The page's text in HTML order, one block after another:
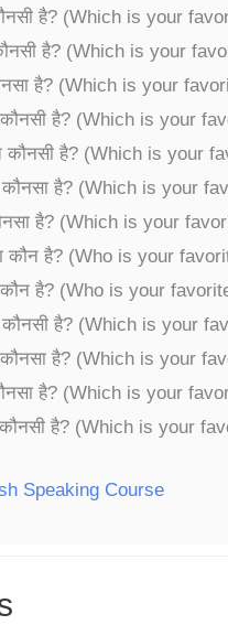
है? (Which is your
है? (Which is your
है? (Which is your
है? (Which is your
कौनसी है? (Which is your
कौनसा है? (Which is your
है? (Which is your
कौन है? (Who is your
कौन है? (Who is your
कौनसी है? (Which is your
कौनसा है? (Which is your
है? (Which is your
है? (Which is your
Speaking Course